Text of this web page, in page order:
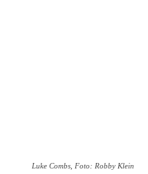
Luke Combs, Foto: Robby Klein